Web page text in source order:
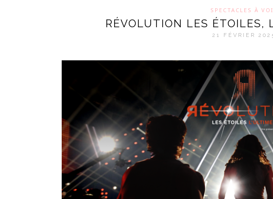
SPECTACLES À
RÉVOLUTION LES ÉTOILES,
21 FÉVRIER